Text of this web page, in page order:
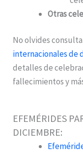
Otras
No olvides
internacionales de
detalles de
fallecimientos y
EFEMÉRIDES
DICIEMBRE: